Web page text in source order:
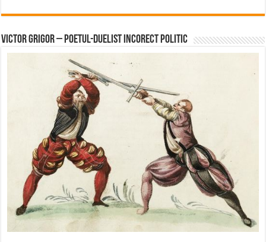
Victor Grigor – Poetul-Duelist Incorect Politic